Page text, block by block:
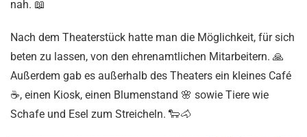
nah. 📖
Nach dem Theaterstück hatte man die Möglichkeit, für sich
beten zu lassen, von den ehrenamtlichen Mitarbeitern. 🙏
Außerdem gab es außerhalb des Theaters ein kleines Café
☕, einen Kiosk, einen Blumenstand 🌸 sowie Tiere wie
Schafe und Esel zum Streicheln. 🐑🐴